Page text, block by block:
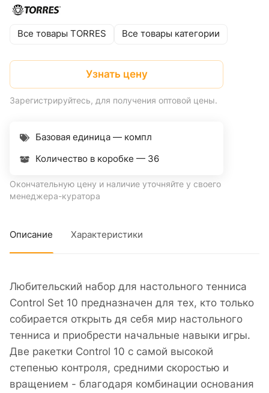
Все товары TORRES Все товары категории
Узнать цену
Зарегистрируйтесь, для получения оптовой цены.
Базовая единица — компл
Количество в коробке — 36
Окончательную цену и наличие уточняйте у своего
менеджера-куратора
Описание Характеристики
Любительский набор для настольного тенниса
Control Set 10 предназначен для тех, кто только
собирается открыть дя себя мир настольного
тенниса и приобрести начальные навыки игры.
Две ракетки Control 10 с самой высокой
степенью контроля, средними скоростью и
вращением - благодаря комбинации основания